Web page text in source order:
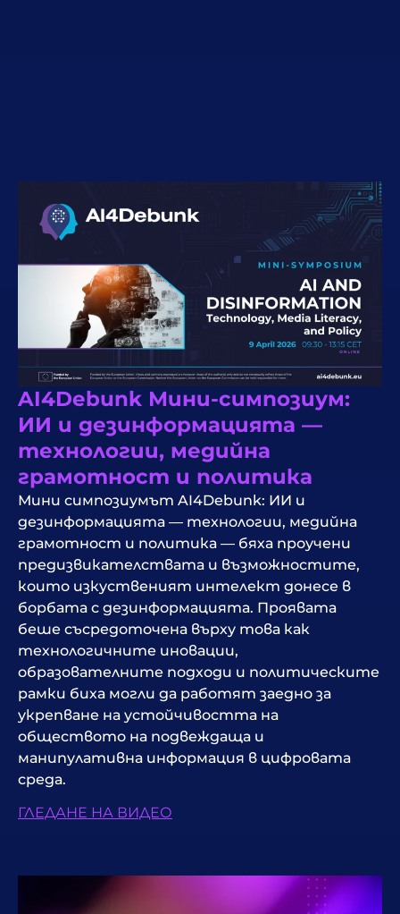
AI4Debunk Мини-симпозиум:
ИИ и дезинформацията —
технологии, медийна
грамотност и политика
Мини симпозиумът AI4Debunk: ИИ и
дезинформацията — технологии, медийна
грамотност и политика — бяха проучени
предизвикателствата и възможностите,
които изкуственият интелект донесе в
борбата с дезинформацията. Проявата
беше съсредоточена върху това как
технологичните иновации,
образователните подходи и политическите
рамки биха могли да работят заедно за
укрепване на устойчивостта на
обществото на подвеждаща и
манипулативна информация в цифровата
среда.
ГЛЕДАНЕ НА ВИДЕО